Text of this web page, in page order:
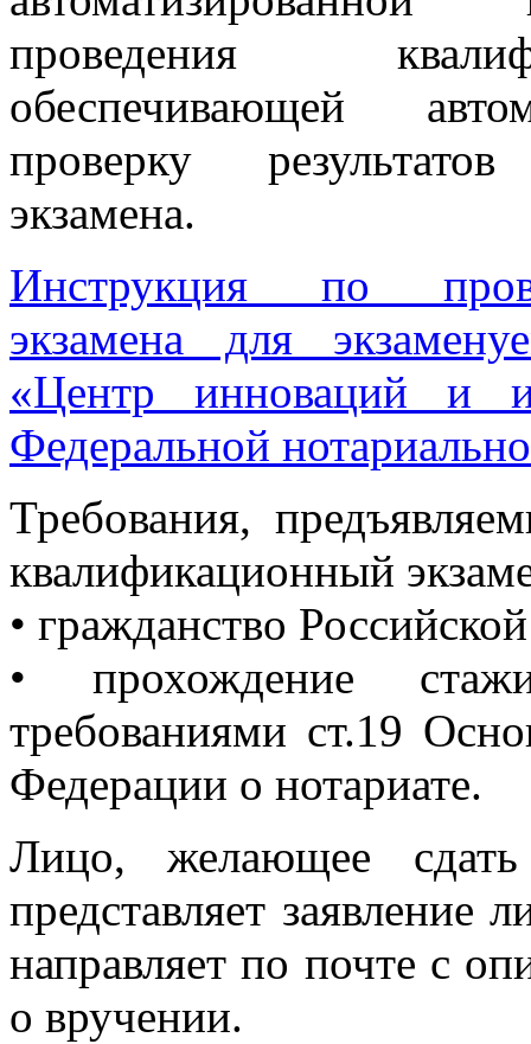
проведения
обеспечивающей
проверку
экзамена.
Инструкция по
экзамена для
«Центр инноваций и
Федеральной
Требования,
квалификационный
• гражданство
• прохождение
требованиями ст.19
Федерации о нотариате.
Лицо, желающее сдать
представляет заявление
направляет по почте с
о вручении.